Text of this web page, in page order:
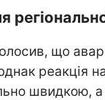
що
реакція
швидкою,